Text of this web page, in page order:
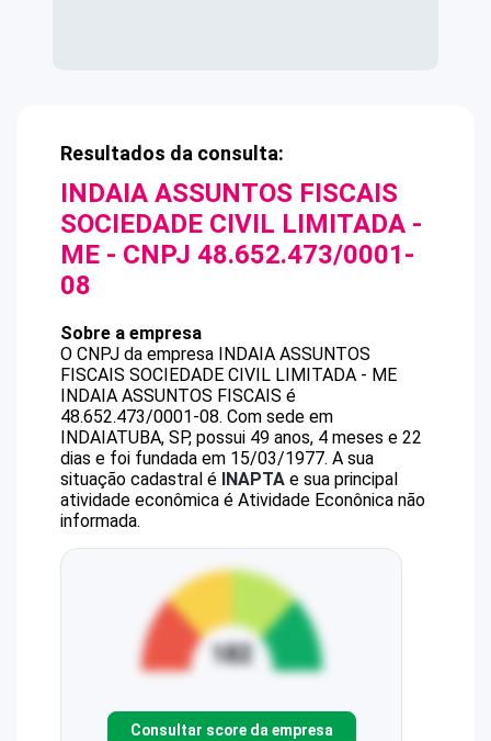
Resultados da consulta:
INDAIA ASSUNTOS FISCAIS
SOCIEDADE CIVIL LIMITADA -
ME - CNPJ 48.652.473/0001-
08
Sobre a empresa
O CNPJ da empresa INDAIA ASSUNTOS
FISCAIS SOCIEDADE CIVIL LIMITADA - ME
INDAIA ASSUNTOS FISCAIS é
48.652.473/0001-08. Com sede em
INDAIATUBA, SP, possui 49 anos, 4 meses e 22
dias e foi fundada em 15/03/1977. A sua
situação cadastral é INAPTA e sua principal
atividade econômica é Atividade Econônica não
informada.
Consultar score da empresa